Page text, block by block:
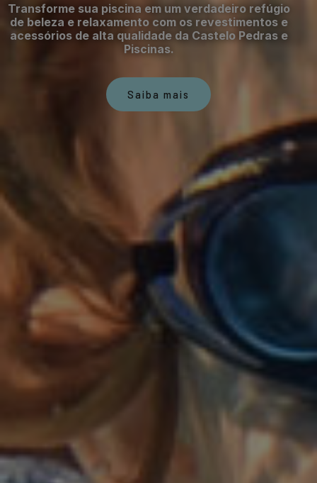
Transforme sua piscina em um verdadeiro refúgio
de beleza e relaxamento com os revestimentos e
acessórios de alta qualidade da Castelo Pedras e
Piscinas.
Saiba mais